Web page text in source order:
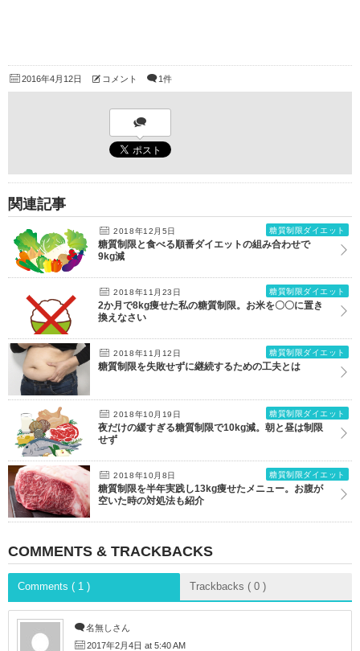
2016年4月12日 コメント 1件
関連記事
2018年12月5日 糖質制限ダイエット
糖質制限と食べる順番ダイエットの組み合わせで
9kg減
2018年11月23日 糖質制限ダイエット
2か月で8kg痩せた私の糖質制限。お米を〇〇に置き
換えなさい
2018年11月12日 糖質制限ダイエット
糖質制限を失敗せずに継続するための工夫とは
2018年10月19日 糖質制限ダイエット
夜だけの緩すぎる糖質制限で10kg減。朝と昼は制限
せず
2018年10月8日 糖質制限ダイエット
糖質制限を半年実践し13kg痩せたメニュー。お腹が
空いた時の対処法も紹介
COMMENTS & TRACKBACKS
Comments ( 1 ) Trackbacks ( 0 )
名無しさん
2017年2月4日 at 5:40 AM